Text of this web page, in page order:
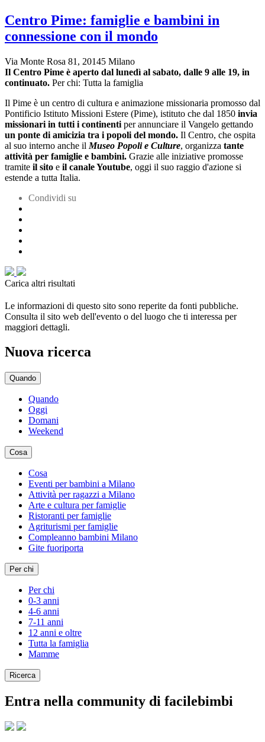
Centro Pime: famiglie e bambini in
connessione con il mondo
Via Monte Rosa 81, 20145 Milano
Il Centro Pime è aperto dal lunedì al sabato, dalle 9 alle 19, in
continuato. Per chi: Tutta la famiglia
Il Pime è un centro di cultura e animazione missionaria promosso dal
Pontificio Istituto Missioni Estere (Pime), istituto che dal 1850 invia
missionari in tutti i continenti per annunciare il Vangelo gettando
un ponte di amicizia tra i popoli del mondo. Il Centro, che ospita
al suo interno anche il Museo Popoli e Culture, organizza tante
attività per famiglie e bambini. Grazie alle iniziative promosse
tramite il sito e il canale Youtube, oggi il suo raggio d'azione si
estende a tutta Italia.
Condividi su
Carica altri risultati
Le informazioni di questo sito sono reperite da fonti pubbliche.
Consulta il sito web dell'evento o del luogo che ti interessa per
maggiori dettagli.
Nuova ricerca
Quando
Quando
Oggi
Domani
Weekend
Cosa
Cosa
Eventi per bambini a Milano
Attività per ragazzi a Milano
Arte e cultura per famiglie
Ristoranti per famiglie
Agriturismi per famiglie
Compleanno bambini Milano
Gite fuoriporta
Per chi
Per chi
0-3 anni
4-6 anni
7-11 anni
12 anni e oltre
Tutta la famiglia
Mamme
Ricerca
Entra nella community di facilebimbi